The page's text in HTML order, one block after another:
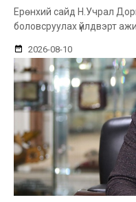
Ерөнхий сайд Н.Учрал
боловсруулах үйлдвэрт
2026-08-10